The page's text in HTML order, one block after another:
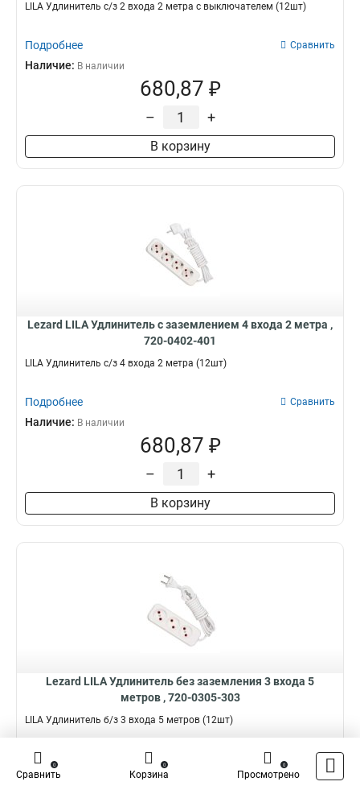
LILA Удлинитель с/з 2 входа 2 метра с выключателем (12шт)
Подробнее Сравнить
Наличие: В наличии
680,87 ₽
– +
В корзину
Lezard LILA Удлинитель с заземлением 4 входа 2 метра ,
720-0402-401
LILA Удлинитель с/з 4 входа 2 метра (12шт)
Подробнее Сравнить
Наличие: В наличии
680,87 ₽
– +
В корзину
Lezard LILA Удлинитель без заземления 3 входа 5
метров , 720-0305-303
LILA Удлинитель б/з 3 входа 5 метров (12шт)
Подробнее Сравнить
Наличие:
Сравнить
0
Корзина
0
Просмотрено
0